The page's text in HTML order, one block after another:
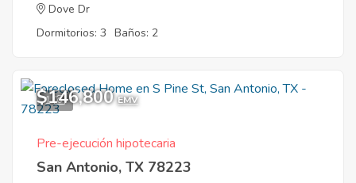
Dove Dr
Dormitorios: 3 Baños: 2
1
$146,800 EMV
Pre-ejecución hipotecaria
San Antonio, TX 78223